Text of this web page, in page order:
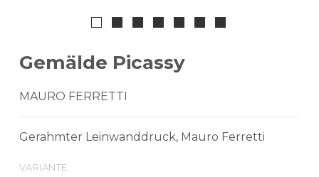
Gemälde Picassy
MAURO FERRETTI
Gerahmter Leinwanddruck, Mauro Ferretti
variante